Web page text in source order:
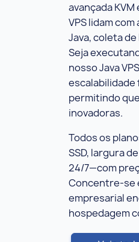
avançada
VPS lidam
Java, coleta
Seja
nosso Java
escalabilidade
permitindo
inovadoras.
Todos os
SSD, largura
24/7—com
Concentre-se
empresarial
hospedagem